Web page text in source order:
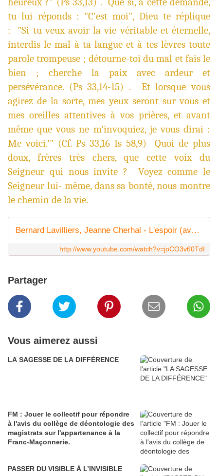
tu lui réponds : "C'est moi", Dieu te réplique
: "Si tu veux avoir la vie véritable et éternelle,
interdis le mal à ta langue et à tes lèvres toute
parole trompeuse ; détourne-toi du mal et fais le
bien ; cherche la paix avec ardeur et
persévérance. (Ps 33,14-15) . Et lorsque vous
agirez de la sorte, mes yeux seront sur vous et
mes oreilles attentives à vos prières, et avant
même que vous ne m'invoquiez, je vous dirai :
Me voici.'" (Cf. Ps 33,16 Is 58,9) Quoi de plus
doux, frères très chers, que cette voix du
Seigneur qui nous invite ? Voyez comme le
Seigneur lui- même, dans sa bonté, nous montre
le chemin de la vie.
Bernard Lavilliers, Jeanne Cherhal - L'espoir (avec Jeanne Cherhal)
http://www.youtube.com/watch?v=joCO3v60TdI
Partager
Vous aimerez aussi
LA SAGESSE DE LA DIFFÉRENCE
FM : Jouer le collectif pour répondre
à l'avis du collège de déontologie des
magistrats sur l'appartenance à la
Franc-Maçonnerie.
PASSER DU VISIBLE À L’INVISIBLE